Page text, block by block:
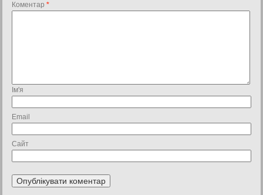
Коментар *
Ім'я
Email
Сайт